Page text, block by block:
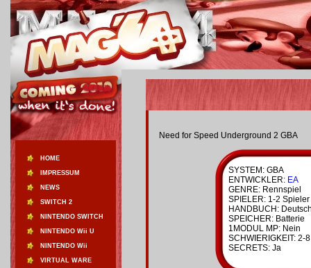
HOME
IMPRESSUM
NEWS
SWITCH 2
NINTENDO SWITCH
NINTENDO Wii U
NINTENDO Wii
VIRTUAL WARE
Need for Speed Underground 2 GBA
SYSTEM: GBA
ENTWICKLER: EA
GENRE: Rennspiel
SPIELER: 1-2 Spieler
HANDBUCH:
SPEICHER: Batterie
1MODUL MP: Nein
SCHWIERIGKEIT: 2-8
SECRETS: Ja